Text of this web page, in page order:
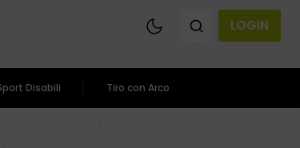
LOGIN
Disabili Tiro con Arco